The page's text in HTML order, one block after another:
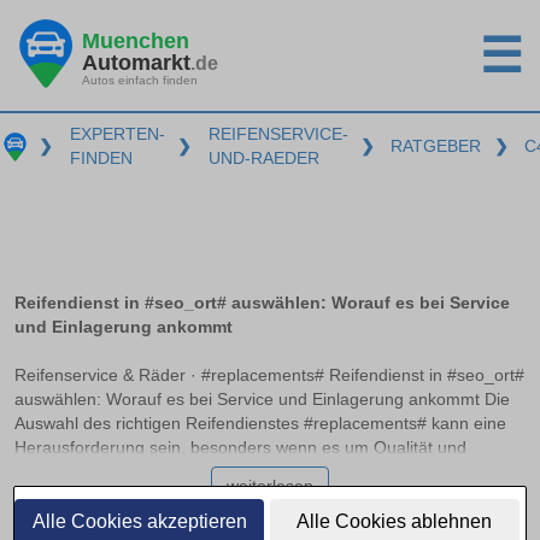
Alle Cookies akzeptieren Alle Cookies ablehnen
Muenchen
Automarkt.de
Autos einfach finden ☰
❯
EXPERTEN-
FINDEN
❯
REIFENSERVICE-
UND-RAEDER
❯ RATGEBER ❯
Reifendienst in #seo_ort# auswählen: Worauf es bei Service
und Einlagerung ankommt
Reifenservice & Räder · #replacements# Reifendienst in #seo_ort#
auswählen: Worauf es bei Service und Einlagerung ankommt Die
Auswahl des richtigen Reifendienstes #replacements# kann eine
Herausforderung sein, besonders wenn es um Qualität und
Zuverlässigkeit geht. Ein professioneller Service sollte nicht nur
beim Auswuchten und Montieren der Reifen Expertise bieten,
sondern auch optimale Bedingungen zur Einlagerung bereitstellen.
weiterlesen